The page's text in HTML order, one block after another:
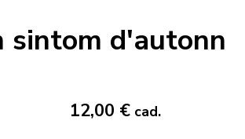
sintom d'autonn
12,00 € cad.